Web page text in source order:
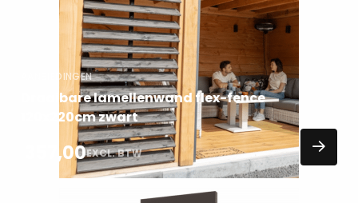
AANBIEDINGEN
Draaibare lamellenwand flex-fence
120x220cm zwart
357,00EXCL. BTW